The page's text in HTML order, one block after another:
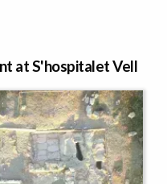
at S'hospitalet Vell